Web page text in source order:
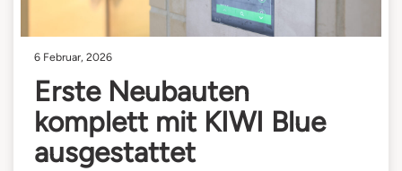
6 Februar, 2026
Erste Neubauten
komplett mit KIWI Blue
ausgestattet